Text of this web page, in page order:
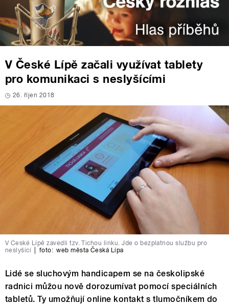
V České Lípě začali využívat tablety
pro komunikaci s neslyšícími
26. říjen 2018
V České Lípě zavedli tzv. Tichou linku. Jde o bezplatnou službu pro
neslyšící
foto: web města Česká Lípa
Lidé se sluchovým handicapem se na českolipské
radnici můžou nově dorozumívat pomocí speciálních
tabletů. Ty umožňují online kontakt s tlumočníkem do